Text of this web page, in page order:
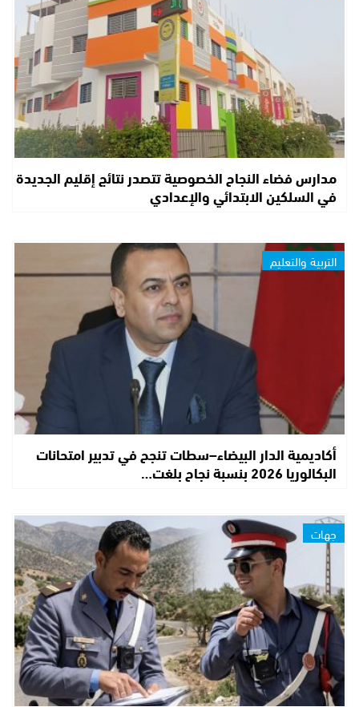
مدارس فضاء النجاح الخصوصية تتصدر نتائج إقليم الجديدة
في السلكين الابتدائي والإعدادي
التربية والتعليم
أكاديمية الدار البيضاء–سطات تنجح في تدبير امتحانات
البكالوريا 2026 بنسبة نجاح بلغت…
جهات